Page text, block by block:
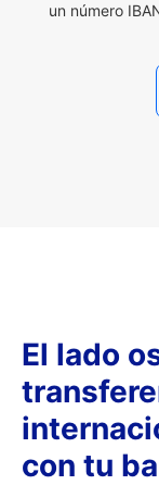
un número
El lado
con tu